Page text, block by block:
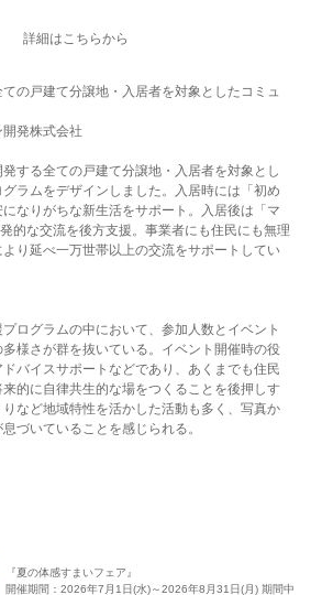
詳細はこちらから
の戸建て分譲地・入居者を対象としたコミュ
発株式会社
する全ての戸建て分譲地・入居者を対象とし
ラムをデザインしました。入居時には「初め
なりがちな新生活をサポート。入居後は「マ
的な交流を後方支援。事業者にも住民にも無理
り延べ一万世帯以上の交流をサポートしてい
ログラムの中において、参加人数とイベント
様さが群を抜いている。イベント開催時の役
バイスサポートなどであり、あくまでも住民
的に自律共生的な場をつくることを後押しす
など地域特性を活かした活動も多く、写真か
づいていることを感じられる。
『夏の体感すまいフェア』
開催期間：2026年7月1日(水)～2026年8月31日(月) 期間中